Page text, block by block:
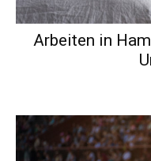
Arbeiten in